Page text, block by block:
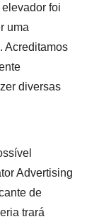
foi
uma
Acreditamos
diversas
Advertising
de
trará